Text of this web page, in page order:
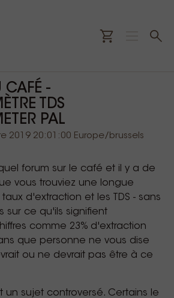
CAFÉ -
TDS
PAL
2019 20:01:00 Europe/brussels
forum sur le café et il y a de
vous trouviez une longue
d'extraction et les TDS - sans
sur ce qu'ils signifient
comme 23% d'extraction
que personne ne vous dise
ou ne devrait pas être à ce
un sujet controversé. Certains le